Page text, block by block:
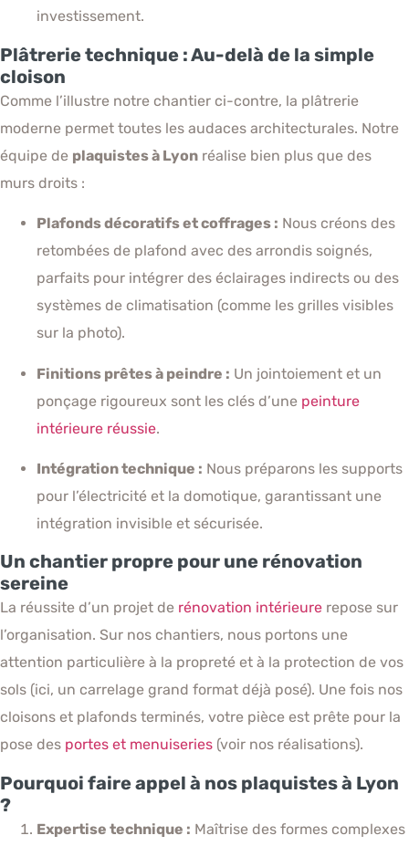
investissement.
Plâtrerie technique : Au-delà de la simple
cloison
Comme l’illustre notre chantier ci-contre, la plâtrerie
moderne permet toutes les audaces architecturales. Notre
équipe de plaquistes à Lyon réalise bien plus que des
murs droits :
Plafonds décoratifs et coffrages : Nous créons des
retombées de plafond avec des arrondis soignés,
parfaits pour intégrer des éclairages indirects ou des
systèmes de climatisation (comme les grilles visibles
sur la photo).
Finitions prêtes à peindre : Un jointoiement et un
ponçage rigoureux sont les clés d’une peinture
intérieure réussie.
Intégration technique : Nous préparons les supports
pour l’électricité et la domotique, garantissant une
intégration invisible et sécurisée.
Un chantier propre pour une rénovation
sereine
La réussite d’un projet de rénovation intérieure repose sur
l’organisation. Sur nos chantiers, nous portons une
attention particulière à la propreté et à la protection de vos
sols (ici, un carrelage grand format déjà posé). Une fois nos
cloisons et plafonds terminés, votre pièce est prête pour la
pose des portes et menuiseries (voir nos réalisations).
Pourquoi faire appel à nos plaquistes à Lyon
?
Expertise technique : Maîtrise des formes complexes